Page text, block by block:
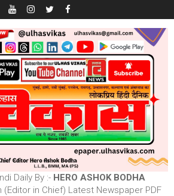
Daily By :- HERO ASHOK BODHA
(Editor in Chief) Latest Newspaper PDF